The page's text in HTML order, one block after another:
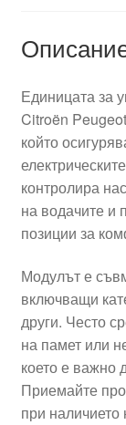
Единицата за
Citroën
който
контролира
на водачите и
позиции за
Модулът е
включващи
други. Често
на памет или
което е важно
Приемайте
при